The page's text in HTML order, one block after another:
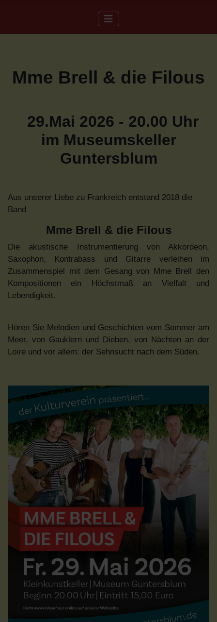
Mme Brell & die Filous
29.Mai 2026 - 20.00 Uhr
im Museumskeller
Guntersblum
Aus unserer Liebe zu Frankreich entstand 2018 die
Band
Mme Brell & die Filous
Die akustische Instrumentierung von Akkordeon,
Saxophon, Kontrabass und Gitarre verleihen im
Zusammenspiel mit dem Gesang von Mme Brell den
Kompositionen ein Höchstmaß an Vielfalt und
Lebendigkeit.
Hören Sie Melodien und Geschichten vom Sommer am
Meer, von Gauklern und Dieben, von Nächten an der
Loire und vor allem: der Sehnsucht nach dem Süden.